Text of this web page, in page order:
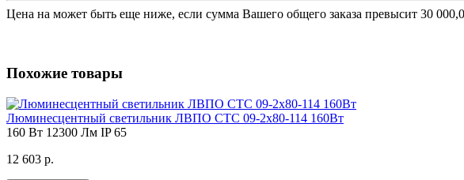
Цена на может быть еще ниже, если сумма Вашего общего заказа превысит 30
Похожие товары
Люминесцентный светильник ЛВПО СТС 09-2х80-114 160Вт
160 Вт 12300 Лм IP 65
12 603 р.